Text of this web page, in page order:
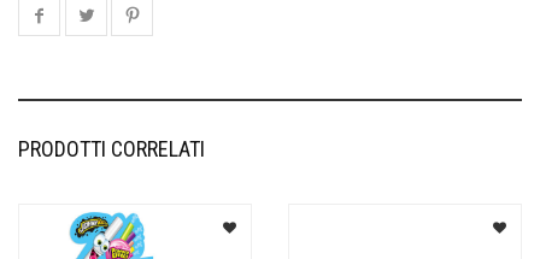
PRODOTTI CORRELATI